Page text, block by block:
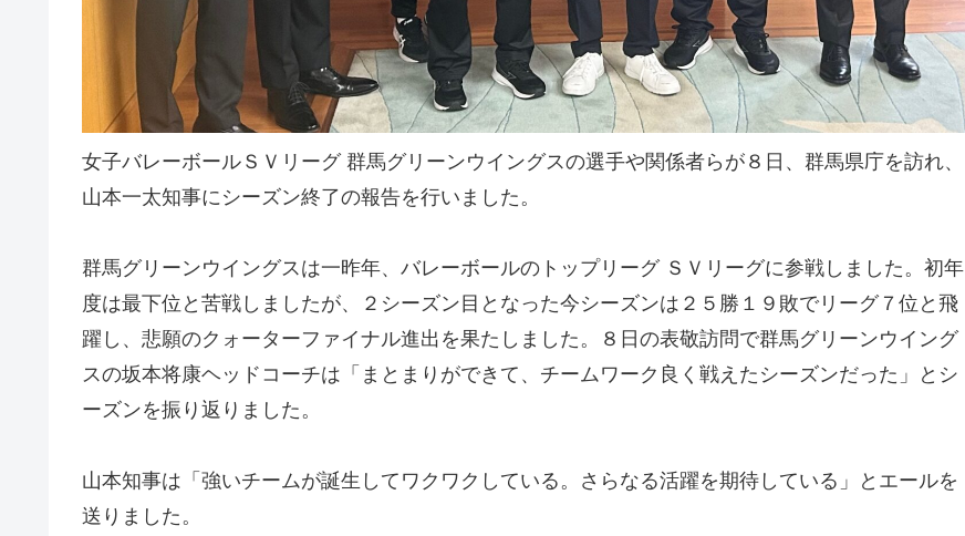
女子バレーボールＳＶリーグ 群馬グリーンウイングスの選手や関係者らが８日、群馬県庁を訪れ、
山本一太知事にシーズン終了の報告を行いました。
群馬グリーンウイングスは一昨年、バレーボールのトップリーグ ＳＶリーグに参戦しました。初年
度は最下位と苦戦しましたが、２シーズン目となった今シーズンは２５勝１９敗でリーグ７位と飛
躍し、悲願のクォーターファイナル進出を果たしました。８日の表敬訪問で群馬グリーンウイング
スの坂本将康ヘッドコーチは「まとまりができて、チームワーク良く戦えたシーズンだった」とシ
ーズンを振り返りました。
山本知事は「強いチームが誕生してワクワクしている。さらなる活躍を期待している」とエールを
送りました。